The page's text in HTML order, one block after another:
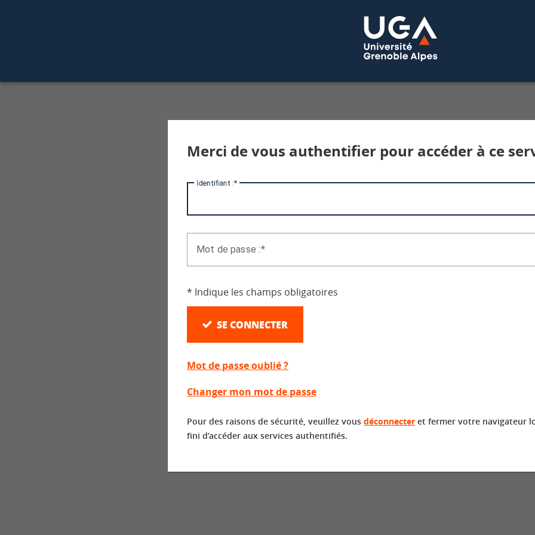
Service d'authentification aux services
Merci de vous authentifier pour accéder à ce
Identifiant :
Mot de passe :
* Indique les champs obligatoires
SE CONNECTER
Mot de passe oublié ?
Changer mon mot de passe
Pour des raisons de sécurité, veuillez vous déconnecter et fermer votre navigateur
fini d’accéder aux services authentifiés.